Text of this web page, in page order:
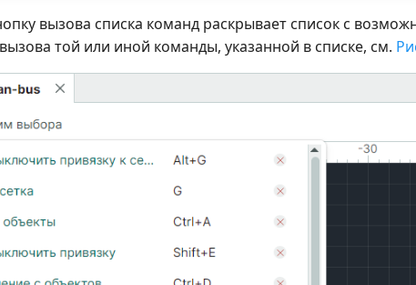
вызова списка команд раскрывает список с
той или иной команды, указанной в списке, см.